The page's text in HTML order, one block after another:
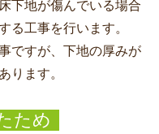
下地が傷んでいる場合
る工事を行います。
ですが、下地の厚みが
ります。
ため